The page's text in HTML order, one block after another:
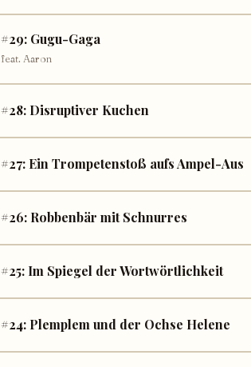
#29: Gugu-Gaga
feat. Aaron
#28: Disruptiver Kuchen
#27: Ein Trompetenstoß aufs Ampel-Aus
#26: Robbenbär mit Schnurres
#25: Im Spiegel der Wortwörtlichkeit
#24: Plemplem und der Ochse Helene